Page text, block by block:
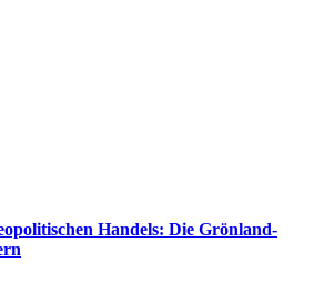
Handels: Die Grönland-